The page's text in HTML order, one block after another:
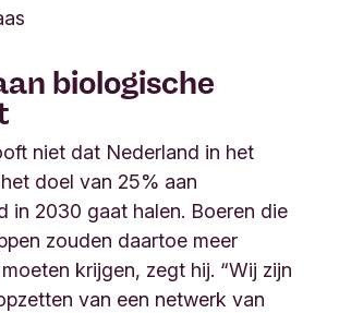
biologische
niet dat Nederland in het
doel van 25% aan
in 2030 gaat halen. Boeren die
zouden daartoe meer
krijgen, zegt hij. “Wij zijn
van een netwerk van